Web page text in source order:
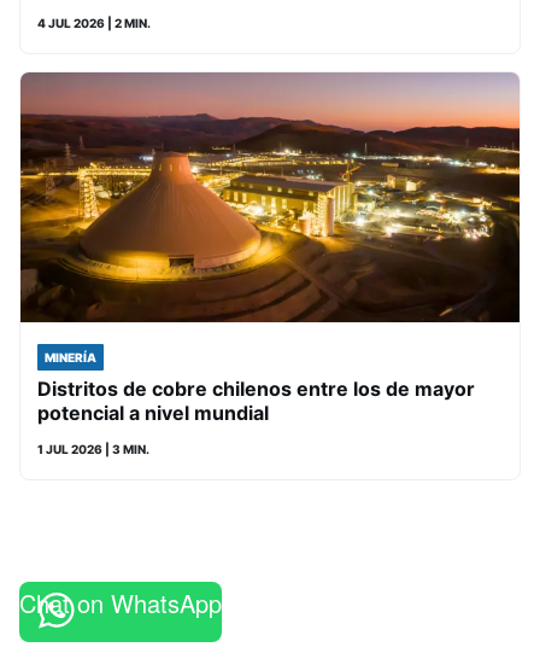
4 JUL 2026 | 2 MIN.
MINERÍA
Distritos de cobre chilenos entre los de mayor
potencial a nivel mundial
1 JUL 2026 | 3 MIN.
Chat on WhatsApp